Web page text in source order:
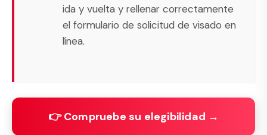
ida y vuelta y rellenar correctamente
el formulario de solicitud de visado en
línea.
👉 Compruebe su elegibilidad →